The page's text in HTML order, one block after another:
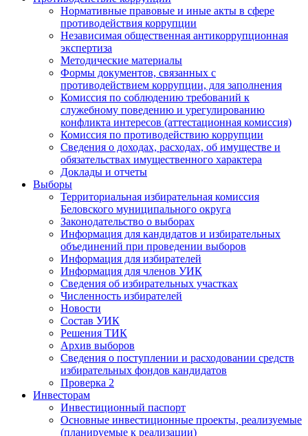
Нормативные правовые и иные акты в сфере
противодействия коррупции
Независимая общественная антикоррупционная
экспертиза
Методические материалы
Формы документов, связанных с
противодействием коррупции, для заполнения
Комиссия по соблюдению требований к
служебному поведению и урегулированию
конфликта интересов (аттестационная комиссия)
Комиссия по противодействию коррупции
Сведения о доходах, расходах, об имуществе и
обязательствах имущественного характера
Доклады и отчеты
Выборы
Территориальная избирательная комиссия
Беловского муниципального округа
Законодательство о выборах
Информация для кандидатов и избирательных
объединений при проведении выборов
Информация для избирателей
Информация для членов УИК
Сведения об избирательных участках
Численность избирателей
Новости
Состав УИК
Решения ТИК
Архив выборов
Сведения о поступлении и расходовании средств
избирательных фондов кандидатов
Проверка 2
Инвесторам
Инвестиционный паспорт
Основные инвестиционные проекты, реализуемые
(планируемые к реализации)